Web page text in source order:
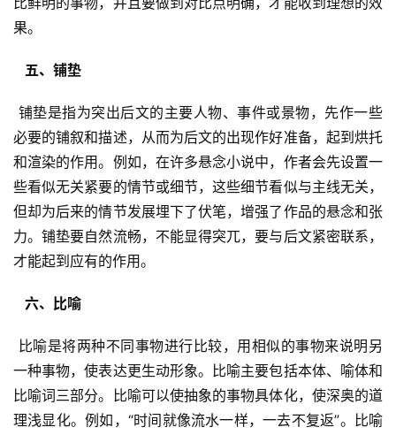
果。
  五、铺垫
必要的铺叙和描述，从而为后文的出现作好准备，起到烘托
和渲染的作用。例如，在许多悬念小说中，作者会先设置一
些看似无关紧要的情节或细节，这些细节看似与主线无关，
但却为后来的情节发展埋下了伏笔，增强了作品的悬念和张
力。铺垫要自然流畅，不能显得突兀，要与后文紧密联系，
才能起到应有的作用。
  六、比喻
一种事物，使表达更生动形象。比喻主要包括本体、喻体和
比喻词三部分。比喻可以使抽象的事物具体化，使深奥的道
理浅显化。例如，“时间就像流水一样，一去不复返”。比喻